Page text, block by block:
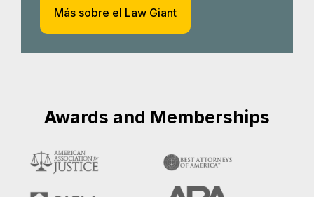
Más sobre el Law Giant